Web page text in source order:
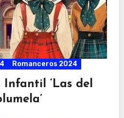
Romanceros 2024
Infantil ‘Las del